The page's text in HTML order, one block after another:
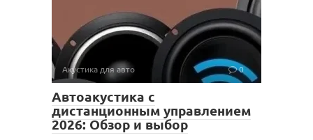
Акустика для авто 0
Автоакустика с
дистанционным управлением
2026: Обзор и выбор